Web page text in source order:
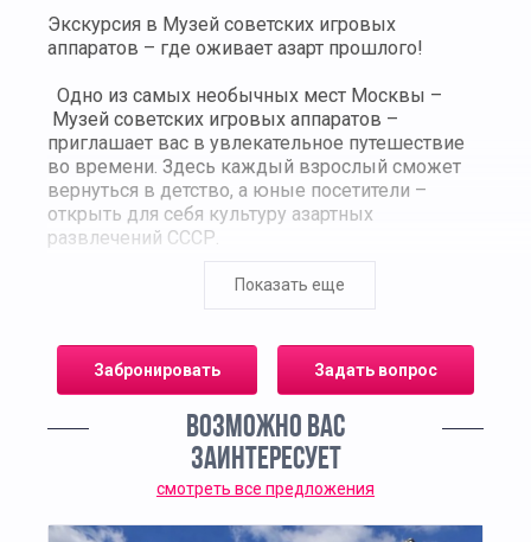
Экскурсия в Музей советских игровых
аппаратов – где оживает азарт прошлого!
Одно из самых необычных мест Москвы –
Музей советских игровых аппаратов –
приглашает вас в увлекательное путешествие
во времени. Здесь каждый взрослый сможет
вернуться в детство, а юные посетители –
открыть для себя культуру азартных
развлечений СССР.
За стеклами музейных витрин вас ждут
другие культовые аппараты 1970–1990-х годов.
Эти автоматы были не просто развлечением –
досуга. Первые игровые автоматы в СССР
появились в 1970-х годах и быстро завоевали
популярность. Для игры использовались
специальные 15-копеечные монеты, которые
сегодня стали коллекционной редкостью.
Показать еще
Забронировать Задать вопрос
ВОЗМОЖНО ВАС
ЗАИНТЕРЕСУЕТ
смотреть все предложения